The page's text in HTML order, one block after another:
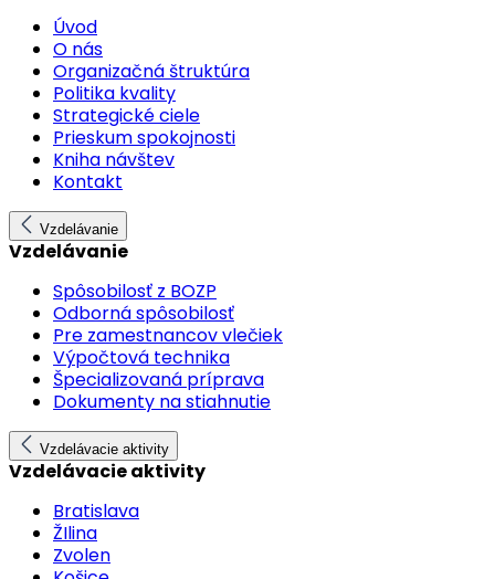
Úvod
O nás
Organizačná štruktúra
Politika kvality
Strategické ciele
Prieskum spokojnosti
Kniha návštev
Kontakt
Vzdelávanie
Vzdelávanie
Spôsobilosť z BOZP
Odborná spôsobilosť
Pre zamestnancov vlečiek
Výpočtová technika
Špecializovaná príprava
Dokumenty na stiahnutie
Vzdelávacie aktivity
Vzdelávacie aktivity
Bratislava
ŽIlina
Zvolen